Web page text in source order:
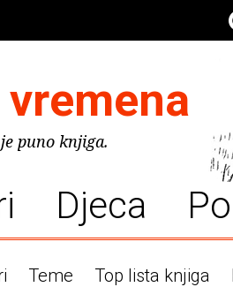
puno knjiga.
Djeca
Teme Top lista knjiga